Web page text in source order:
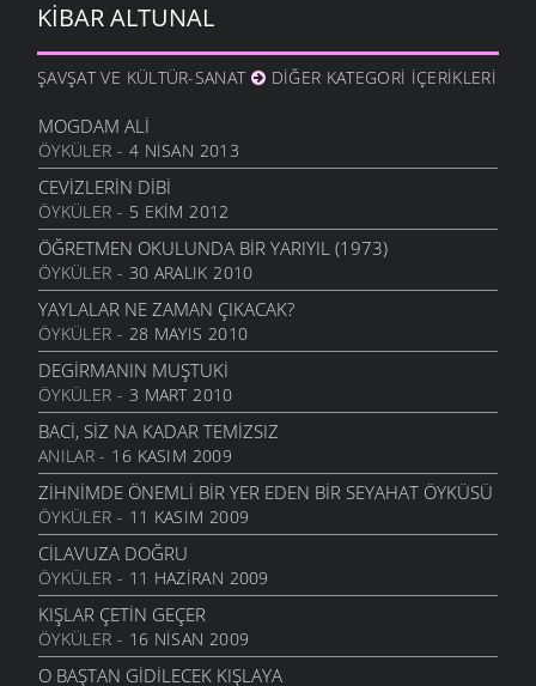
BAHAR
12 NISAN 2010
ÇARESIZ
6 NISAN 2010
SANMAYASIN HA
29 MART 2010
OĞLUMA
18 MART 2010
ÖZLEDIM ANNE
4 MART 2010
KÜLE DÖNMÜŞSÜN
3 MART 2010
YIL BITERKEN
25 ARALIK 2009
CEVIZLI
26 KASIM 2009
MEMLEKET HALLERI
16 KASIM 2009
SORGU
3 KASIM 2009
UMUTSUZLUK
3 KASIM 2009
KIBAR ALTUNAL
ŞAVŞAT VE KÜLTÜR-SANAT DIĞER KATEGORI İÇERIKLERI
MOGDAM ALI
ÖYKÜLER - 4 NISAN 2013
CEVIZLERIN DIBI
ÖYKÜLER - 5 EKIM 2012
ÖĞRETMEN OKULUNDA BIR YARIYIL (1973)
ÖYKÜLER - 30 ARALIK 2010
YAYLALAR NE ZAMAN ÇIKACAK?
ÖYKÜLER - 28 MAYIS 2010
DEGIRMANIN MUŞTUKI
ÖYKÜLER - 3 MART 2010
BACI, SIZ NA KADAR TEMIZSIZ
ANILAR- 16 KASIM 2009
ZIHNIMDE ÖNEMLI BIR YER EDEN BIR SEYAHAT ÖYKÜSÜ
ÖYKÜLER - 11 KASIM 2009
CILAVUZA DOĞRU
ÖYKÜLER - 11 HAZIRAN 2009
KIŞLAR ÇETIN GEÇER
ÖYKÜLER - 16 NISAN 2009
O BAŞTAN GIDILECEK KIŞLAYA